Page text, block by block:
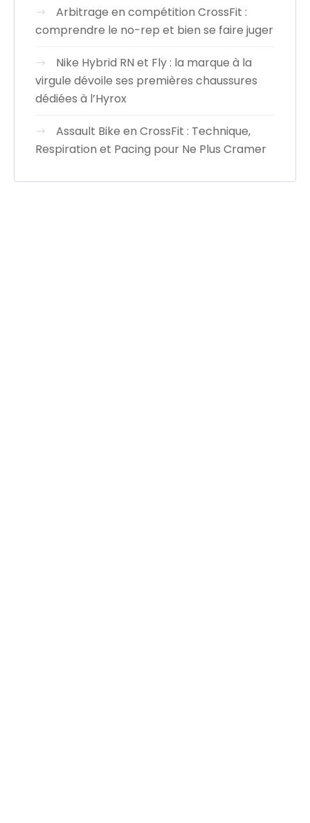
Arbitrage en compétition CrossFit :
comprendre le no-rep et bien se faire juger
Nike Hybrid RN et Fly : la marque à la
virgule dévoile ses premières chaussures
dédiées à l’Hyrox
Assault Bike en CrossFit : Technique,
Respiration et Pacing pour Ne Plus Cramer